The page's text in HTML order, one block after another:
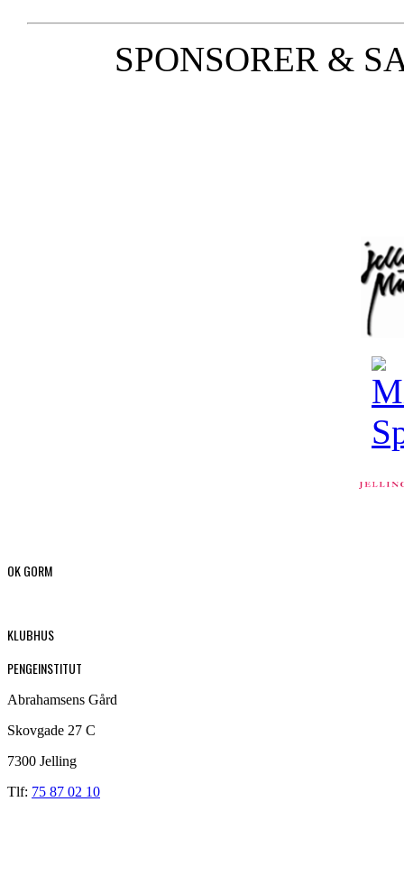
SPONSORER &
OK GORM
KLUBHUS
PENGEINSTITUT
Abrahamsens Gård
Skovgade 27 C
7300 Jelling
Tlf: 75 87 02 10